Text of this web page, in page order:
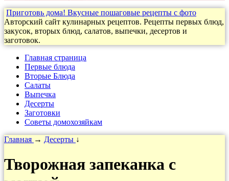
Приготовь дома! Вкусные пошаговые рецепты с фото
Авторский сайт кулинарных рецептов. Рецепты первых блюд,
закусок, вторых блюд, салатов, выпечки, десертов и
заготовок.
Главная страница
Первые блюда
Вторые Блюда
Салаты
Выпечка
Десерты
Заготовки
Cоветы домохозяйкам
Главная → Десерты ↓
Творожная запеканка с